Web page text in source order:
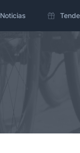
Noticias